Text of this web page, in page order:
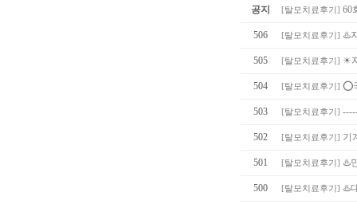
공지 [탈모치료후기 ] 60
506 [탈모치료후기 ] ♨️
505 [탈모치료후기 ] ☀
504 [탈모치료후기 ] ⭕️
503 [탈모치료후기 ]
502 [탈모치료후기 ] 기
501 [탈모치료후기 ] ♨️
500 [탈모치료후기 ] ♨️